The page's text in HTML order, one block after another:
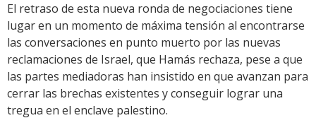
El retraso de esta nueva ronda de negociaciones tiene
lugar en un momento de máxima tensión al encontrarse
las conversaciones en punto muerto por las nuevas
reclamaciones de Israel, que Hamás rechaza, pese a que
las partes mediadoras han insistido en que avanzan para
cerrar las brechas existentes y conseguir lograr una
tregua en el enclave palestino.